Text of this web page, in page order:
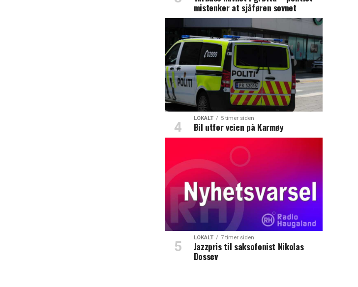
mistenker at sjåføren sovnet
LOKALT 5 timer siden
Bil utfor veien på Karmøy
LOKALT 7 timer siden
Jazzpris til saksofonist Nikolas
Dossev